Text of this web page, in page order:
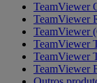
TeamViewer
TeamViewer
TeamViewer
TeamViewer
TeamViewer
TeamViewer